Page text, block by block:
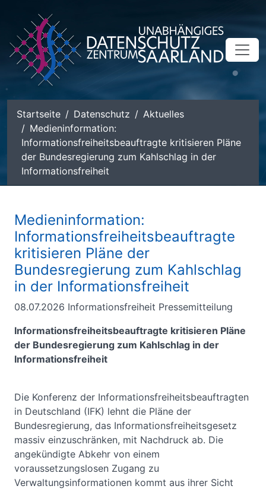
Startseite Datenschutz
Aktuelles
Medieninformation:
Informationsfreiheitsbeauftragte kritisieren Pläne
der Bundesregierung zum Kahlschlag in der
Informationsfreiheit
Medieninformation:
Informationsfreiheitsbeauftragte
kritisieren Pläne der
Bundesregierung zum Kahlschlag
in der Informationsfreiheit
08.07.2026 Informationsfreiheit Pressemitteilung
Informationsfreiheitsbeauftragte kritisieren Pläne
der Bundesregierung zum Kahlschlag in der
Informationsfreiheit
Die Konferenz der Informationsfreiheitsbeauftragten
in Deutschland (IFK) lehnt die Pläne der
Bundesregierung, das Informationsfreiheitsgesetz
massiv einzuschränken, mit Nachdruck ab. Die
angekündigte Abkehr von einem
voraussetzungslosen Zugang zu
Verwaltungsinformationen kommt aus ihrer Sicht